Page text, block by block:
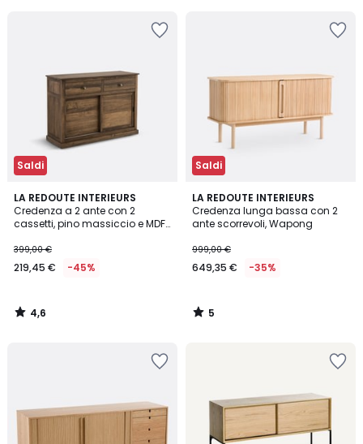
Saldi
LA REDOUTE INTERIEURS
Credenza a 2 ante con 2
cassetti, pino massiccio e MDF,
399,00 €
219,45 € -45%
4,6
/ 5
4,6
/
Saldi
LA REDOUTE INTERIEURS
Credenza lunga bassa con 2
ante scorrevoli, Wapong
999,00 €
649,35 € -35%
5
/
5
5
/